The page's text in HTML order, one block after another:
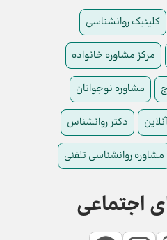
کلینیک روانشناسی
مرکز مشاوره خانواده
مشاوره نوجوانان
دکتر روانشناس
مشاوره روانشناسی تلفنی
اجتماعی